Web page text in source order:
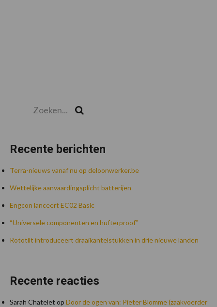
Recente berichten
Terra-nieuws vanaf nu op deloonwerker.be
Wettelijke aanvaardingsplicht batterijen
Engcon lanceert EC02 Basic
“Universele componenten en hufterproof”
Rototilt introduceert draaikantelstukken in drie nieuwe landen
Recente reacties
Sarah Chatelet op Door de ogen van: Pieter Blomme (zaakvoerder